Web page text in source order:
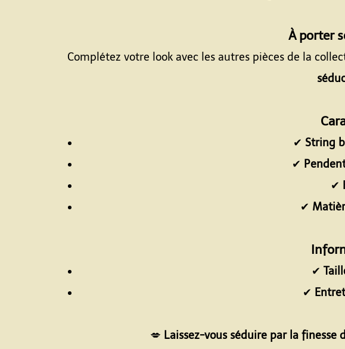
À porter
Complétez votre look avec les autres pièces de la
✔ String
✔
✔
✔
✔
✔
💋 Laissez-vous séduire par la finesse